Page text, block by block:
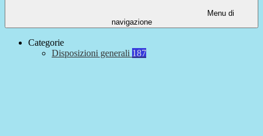
Menu di
navigazione
Categorie
Disposizioni generali 187